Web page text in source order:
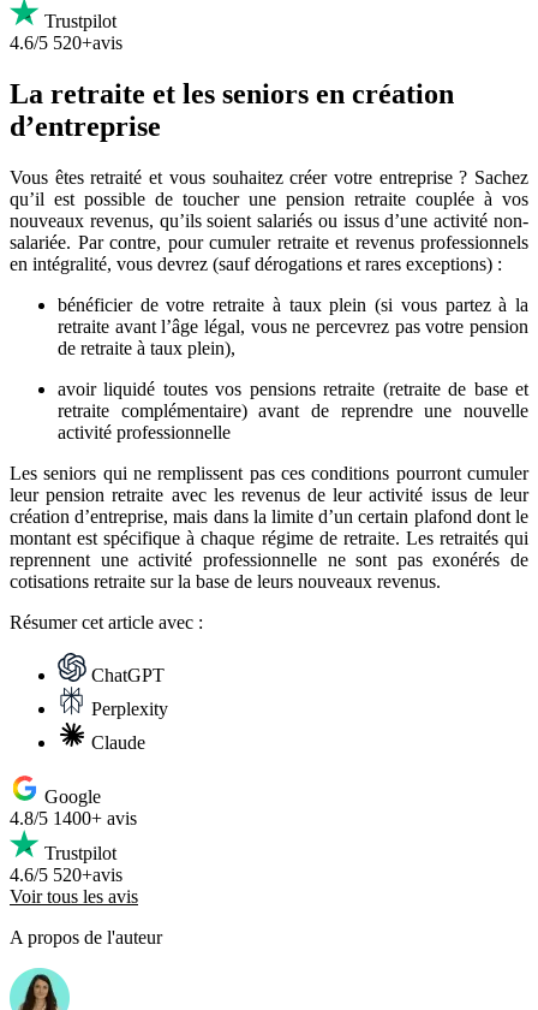
Trustpilot
4.6/5 520+avis
La retraite et les seniors en création
d’entreprise
Vous êtes retraité et vous souhaitez créer votre entreprise ? Sachez
qu’il est possible de toucher une pension retraite couplée à vos
nouveaux revenus, qu’ils soient salariés ou issus d’une activité non-
salariée. Par contre, pour cumuler retraite et revenus professionnels
en intégralité, vous devrez (sauf dérogations et rares exceptions) :
bénéficier de votre retraite à taux plein (si vous partez à la
retraite avant l’âge légal, vous ne percevrez pas votre pension
de retraite à taux plein),
avoir liquidé toutes vos pensions retraite (retraite de base et
retraite complémentaire) avant de reprendre une nouvelle
activité professionnelle
Les seniors qui ne remplissent pas ces conditions pourront cumuler
leur pension retraite avec les revenus de leur activité issus de leur
création d’entreprise, mais dans la limite d’un certain plafond dont le
montant est spécifique à chaque régime de retraite. Les retraités qui
reprennent une activité professionnelle ne sont pas exonérés de
cotisations retraite sur la base de leurs nouveaux revenus.
Résumercet article avec :
ChatGPT
Perplexity
Claude
Google
4.8/5 1400+ avis
Trustpilot
4.6/5 520+avis
Voir tous les avis
A propos de l'auteur